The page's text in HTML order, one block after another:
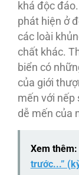
khá độc
phát hiện ở
các loài
chất khác.
biển có
của giới
mến với nếp
dễ mến của
Xem thêm:
trước...”